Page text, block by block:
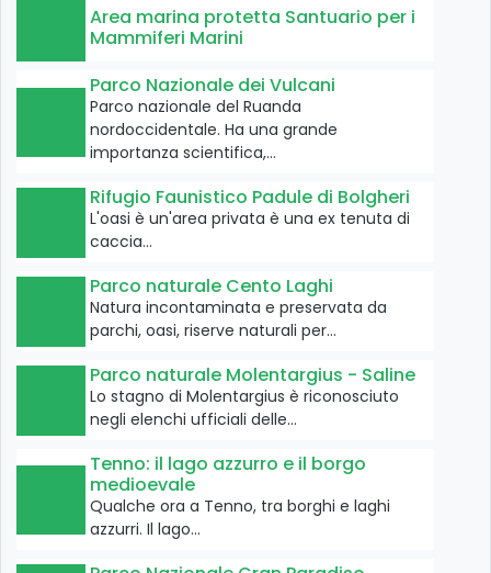
Area marina protetta Santuario per i
Mammiferi Marini
Parco Nazionale dei Vulcani
Parco nazionale del Ruanda
nordoccidentale. Ha una grande
importanza scientifica,…
Rifugio Faunistico Padule di Bolgheri
L'oasi è un'area privata è una ex tenuta di
caccia…
Parco naturale Cento Laghi
Natura incontaminata e preservata da
parchi, oasi, riserve naturali per…
Parco naturale Molentargius - Saline
Lo stagno di Molentargius è riconosciuto
negli elenchi ufficiali delle…
Tenno: il lago azzurro e il borgo
medioevale
Qualche ora a Tenno, tra borghi e laghi
azzurri. Il lago…